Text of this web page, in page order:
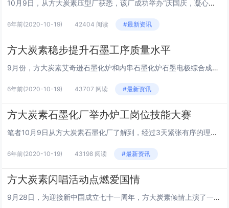
10月9日，从方大炭素压型厂获悉，该厂成功举办“庆国庆，凝心聚力”职工友谊拔河比赛，来自分厂办公室和压型厂一、二、三车间组成的四支代表队共52人参加了比赛。此次比赛采用男女混合的方式进行，各参赛队伍各就各位，比赛在裁判员的一声口哨令下拉开了...
6年前(2020-10-19) 42404 阅读 #最新资讯
方大炭素稳步提升石墨工序质量水平
9月份，方大炭素艾奇逊石墨化炉和内串石墨化炉石墨电极综合成品率环比8月份分别提高0.09%、0.04%，相比去年同期艾奇逊石墨化炉提高0.01%。这是笔者10月12日从方大炭素石墨厂了解的。“质量月”活动开始，方大炭素石墨化厂根据前8个月生...
6年前(2020-10-19) 43707 阅读 #最新资讯
方大炭素石墨化厂举办炉工岗位技能大赛
笔者10月9日从方大炭素石墨化厂了解到，经过3天紧张有序的理论考试、现场操作技能考评，该厂炉工岗位技能大赛圆满结束，该厂为获得竞赛前三名的优胜者进行了表彰奖励。为切实提高员工综合素质和业务水平，营造学知识、学业务、比技能、比敬业的良好氛围，...
6年前(2020-10-19) 43198 阅读 #最新资讯
方大炭素闪唱活动点燃爱国情
9月28日，为迎接新中国成立七十一周年，方大炭素倾情上演了一场别开生面的闪唱活动。该公司党委书记王启军，工会主席谢鹏洲等领导全程参与。当天，该公司员工像往常一样陆陆续续到餐饮中心就餐。12时许，餐饮中心大厅里忽然传来一阵优美的歌声：“我和我...